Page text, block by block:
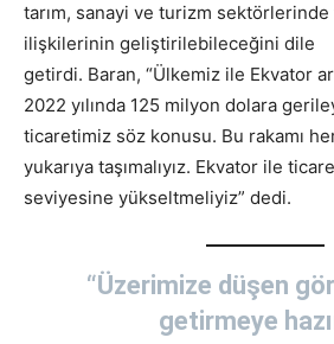
tarım, sanayi ve turizm sektörlerinde
ilişkilerinin geliştirilebileceğini dile
getirdi. Baran, “Ülkemiz ile Ekvator
2022 yılında 125 milyon dolara
ticaretimiz söz konusu. Bu rakamı
yukarıya taşımalıyız. Ekvator ile
seviyesine yükseltmeliyiz” dedi.
“Üzerimize düşen
getirmeye